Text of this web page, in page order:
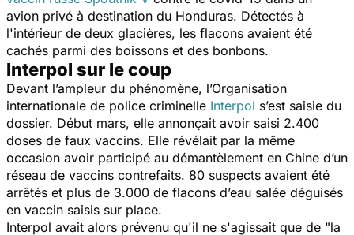
avion privé à destination du Honduras. Détectés à
l'intérieur de deux glacières, les flacons avaient été
cachés parmi des boissons et des bonbons.
Interpol sur le coup
Devant l’ampleur du phénomène, l’Organisation
internationale de police criminelle Interpol s’est saisie du
dossier. Début mars, elle annonçait avoir saisi 2.400
doses de faux vaccins. Elle révélait par la même
occasion avoir participé au démantèlement en Chine d’un
réseau de vaccins contrefaits. 80 suspects avaient été
arrêtés et plus de 3.000 de flacons d’eau salée déguisés
en vaccin saisis sur place.
Interpol avait alors prévenu qu'il ne s'agissait que de "la